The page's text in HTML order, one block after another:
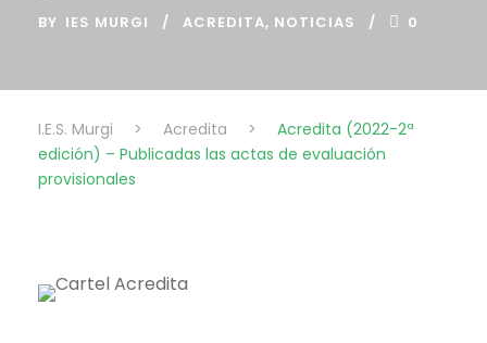
BY IES MURGI ACREDITA, NOTICIAS 0
I.E.S. Murgi > Acredita >
Acredita (2022-2ª
edición) – Publicadas las actas de evaluación
provisionales